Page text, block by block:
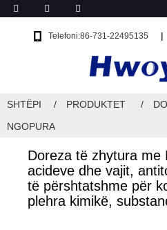
Telefoni:86-731-22495135
SHTËPI PRODUKTET
NGOPURA
Doreza të zhytura me
acideve dhe vajit,
të përshtatshme për
plehra kimikë,